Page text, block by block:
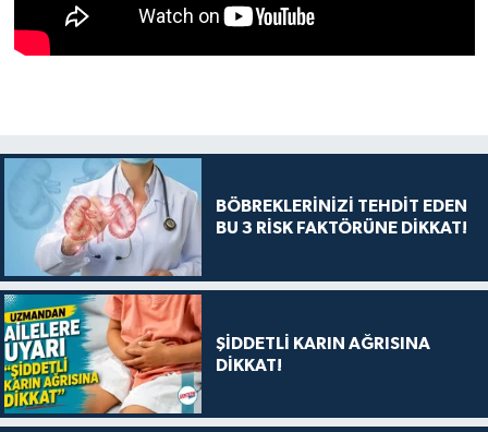
BÖBREKLERİNİZİ TEHDİT EDEN
BU 3 RİSK FAKTÖRÜNE DİKKAT!
ŞİDDETLİ KARIN AĞRISINA
DİKKAT!